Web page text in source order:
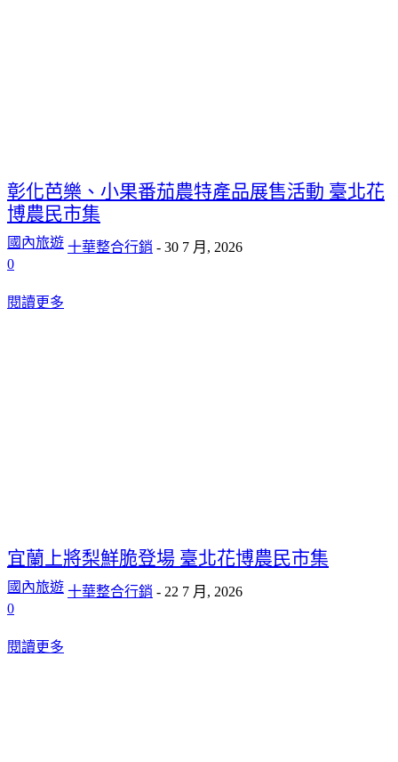
彰化芭樂、小果番茄農特產品展售活動 臺北花
博農民市集
國內旅遊 十華整合行銷 - 30 7 月, 2026
0
閱讀更多
宜蘭上將梨鮮脆登場 臺北花博農民市集
國內旅遊 十華整合行銷 - 22 7 月, 2026
0
閱讀更多